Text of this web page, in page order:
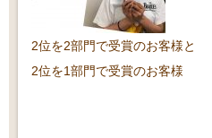
2位を2部門で受賞のお客様と
2位を1部門で受賞のお客様